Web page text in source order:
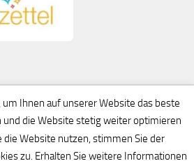
Ihnen auf unserer Website das beste
die Website stetig weiter optimieren
die Website nutzen, stimmen Sie der
zu. Erhalten Sie weitere Informationen